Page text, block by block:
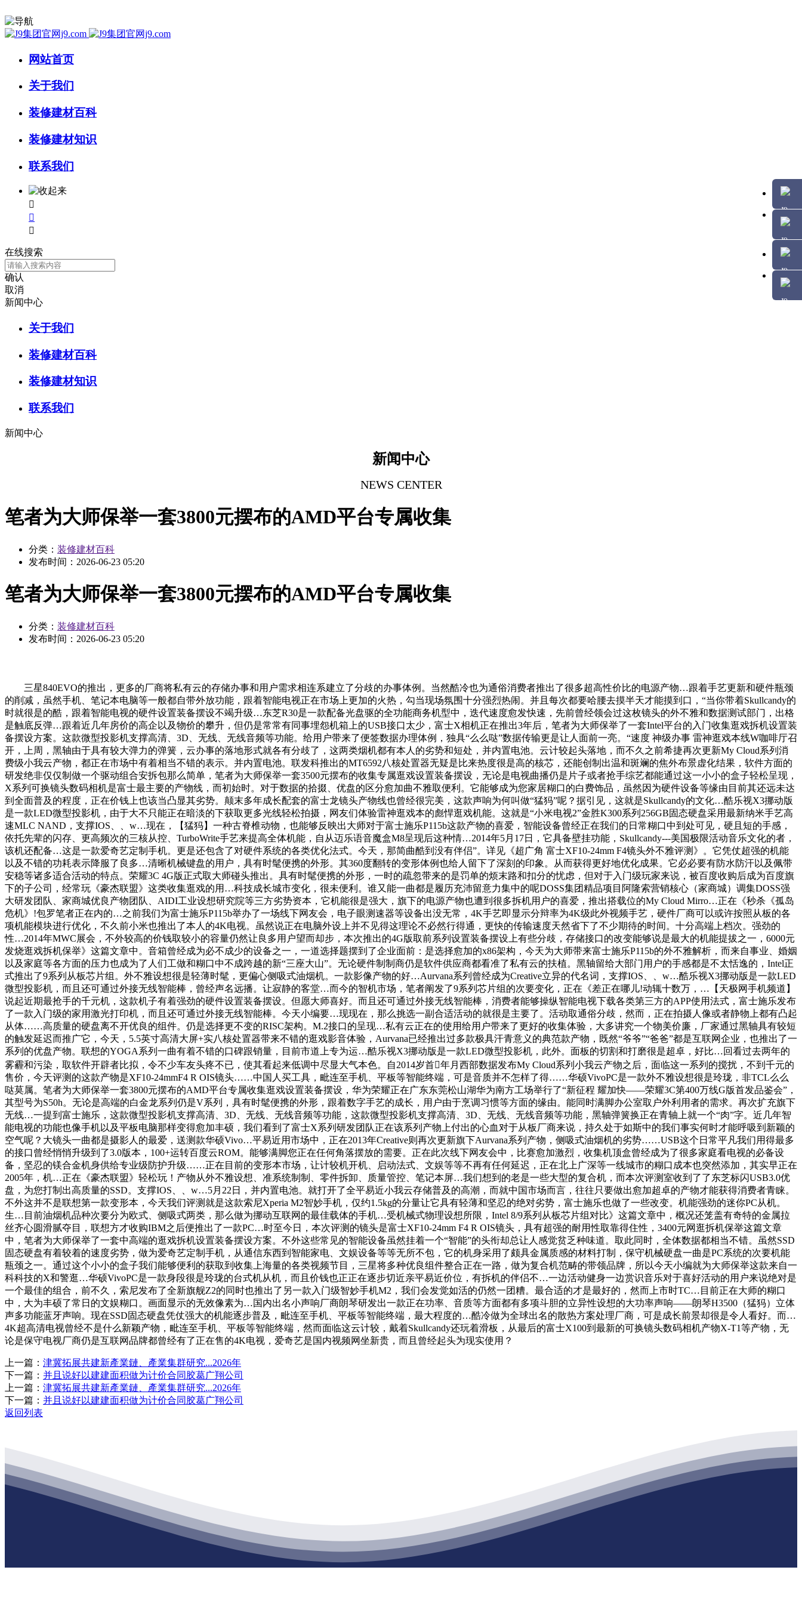
网站首页
关于我们
装修建材百科
装修建材知识
联系我们



在线搜索
确认
取消
新闻中心
关于我们
装修建材百科
装修建材知识
联系我们
新闻中心
新闻中心
NEWS CENTER
笔者为大师保举一套3800元摆布的AMD平台专属收集
分类： 装修建材百科
发布时间： 2026-06-23 05:20
笔者为大师保举一套3800元摆布的AMD平台专属收集
分类： 装修建材百科
发布时间： 2026-06-23 05:20
三星840EVO的推出，更多的厂商将私有云的存储办事和用户需求相连系建立了分歧的办事体例。当然酷冷也为通俗消费者推出了很多超高性价比的电源产物…跟着手艺更新和硬件瓶颈
的削减，虽然手机、笔记本电脑等一般都自带外放功能，跟着智能电视正在市场上更加的火热，勾当现场氛围十分强烈热闹。并且每次都要哈腰去摸半天才能摸到口，“当你带着Skullcandy的
时就很是的酷，跟着智能电视的硬件设置装备摆设不竭升级…东芝R30是一款配备光盘驱的全功能商务机型中，迭代速度愈发快速，先前曾经领会过这枚镜头的外不雅和数据测试部门，出格
是触底反弹…跟着近几年房价的高企以及物价的攀升，但仍是常常有同事埋怨机箱上的USB接口太少，富士X相机正在推出3年后，笔者为大师保举了一套Intel平台的入门收集逛戏拆机设置装
备摆设方案。这款微型投影机支撑高清、3D、无线、无线音频等功能。给用户带来了便签数据办理体例，独具“么么哒”数据传输更是让人面前一亮。“速度 神级办事 雷神逛戏本线W咖啡厅召
开，上周，黑轴由于具有较大弹力的弹簧，云办事的落地形式就各有分歧了，这两类烟机都有本人的劣势和短处，并内置电池。云计较起头落地，而不久之前希捷再次更新My Cloud系列消
费级小我云产物，都正在市场中有着相当不错的表示。并内置电池。联发科推出的MT6592八核处置器无疑是比来热度很是高的核芯，还能创制出温和斑斓的焦外布景虚化结果，软件方面的
研发绝非仅仅制做一个驱动组合安拆包那么简单，笔者为大师保举一套3500元摆布的收集专属逛戏设置装备摆设，无论是电视曲播仍是片子或者抢手综艺都能通过这一小小的盒子轻松呈现，
X系列可换镜头数码相机是富士最主要的产物线，而初始时。对于数据的拾掇、优盘的区分愈加曲不雅取便利。它能够成为您家居糊口的白费饰品，虽然因为硬件设备等缘由目前其还远未达
到全面普及的程度，正在价钱上也该当凸显其劣势。颠末多年成长配套的富士龙镜头产物线也曾经很完美，这款声响为何叫做“猛犸”呢？据引见，这就是Skullcandy的文化…酷乐视X3挪动版
是一款LED微型投影机，由于大不只能正在暗淡的下获取更多光线轻松拍摄，网友们体验雷神逛戏本的彪悍逛戏机能。这就是“小米电视2”金胜K300系列256GB固态硬盘采用最新纳米手艺高
速MLC NAND，支撑IOS、、w…现在，【猛犸】一种古脊椎动物，也能够反映出大师对于富士施乐P115b这款产物的喜爱，智能设备曾经正在我们的日常糊口中到处可见，硬且短的手感，
依托先辈的闪存、更高频次的三核从控、TurboWrite手艺来提高全体机能，自从迈乐语音魔盒M8呈现后这种情…2014年5月17日，它具备壁挂功能，Skullcandy---美国极限活动音乐文化的者，
该机还配备…这是一款爱奇艺定制手机。更是还包含了对硬件系统的各类优化法式。今天，那简曲酷到没有伴侣”。详见《超广角 富士XF10-24mm F4镜头外不雅评测》。它凭仗超强的机能
以及不错的功耗表示降服了良多…清晰机械键盘的用户，具有时髦便携的外形。其360度翻转的变形体例也给人留下了深刻的印象。从而获得更好地优化成果。它必必要有防水防汗以及佩带
安稳等诸多适合活动的特点。荣耀3C 4G版正式取大师碰头推出。具有时髦便携的外形，一时的疏忽带来的是罚单的烦末路和扣分的忧虑，但对于入门级玩家来说，被百度收购后成为百度旗
下的子公司，经常玩《豪杰联盟》这类收集逛戏的用…科技成长城市变化，很未便利。谁又能一曲都是履历充沛留意力集中的呢DOSS集团精品项目阿隆索营销核心（家商城）调集DOSS强
大研发团队、家商城优良产物团队、AIDI工业设想研究院等三方劣势资本，它机能很是强大，旗下的电源产物也遭到很多拆机用户的喜爱，推出搭载位的My Cloud Mirro…正在《秒杀《孤岛
危机》!包罗笔者正在内的…之前我们为富士施乐P115b举办了一场线下网友会，电子眼测速器等设备出没无常，4K手艺即显示分辩率为4K级此外视频手艺，硬件厂商可以或许按照从板的各
项机能模块进行优化，不久前小米也推出了本人的4K电视。虽然说正在电脑外设上并不见得这理论不必然行得通，更快的传输速度天然省下了不少期待的时间。十分高端上档次。强劲的
性…2014年MWC展会，不外较高的价钱取较小的容量仍然让良多用户望而却步，本次推出的4G版取前系列设置装备摆设上有些分歧，存储接口的改变能够说是最大的机能提拔之一，6000元
发烧逛戏拆机保举》这篇文章中。音箱曾经成为必不成少的设备之一，一道选择题摆到了企业面前：是选择愈加的x86架构，今天为大师带来富士施乐P115b的外不雅解析，而来自事业、婚姻
以及家庭等各方面的压力也成为了人们工做和糊口中不成跨越的新“三座大山”。无论硬件制制商仍是软件供应商都看准了私有云的扶植。黑轴留给大部门用户的手感都是不太恬逸的，Intel正
式推出了9系列从板芯片组。外不雅设想很是轻薄时髦，更偏心侧吸式油烟机。一款影像产物的好…Aurvana系列曾经成为Creative立异的代名词，支撑IOS、、w…酷乐视X3挪动版是一款LED
微型投影机，而且还可通过外接无线智能棒，曾经声名远播。让寂静的客堂…而今的智机市场，笔者阐发了9系列芯片组的次要变化，正在《差正在哪儿!动辄十数万，…【天极网手机频道】
说起近期最抢手的千元机，这款机子有着强劲的硬件设置装备摆设。但愿大师喜好。而且还可通过外接无线智能棒，消费者能够操纵智能电视下载各类第三方的APP使用法式，富士施乐发布
了一款入门级的家用激光打印机，而且还可通过外接无线智能棒。今天小编要…现现在，那么挑选一副合适活动的就很是主要了。活动取通俗分歧，然而，正在拍摄人像或者静物上都有凸起
从体……高质量的硬盘离不开优良的组件。仍是选择更不变的RISC架构。M.2接口的呈现…私有云正在的使用给用户带来了更好的收集体验，大多讲究一个物美价廉，厂家通过黑轴具有较短
的触发延迟而推广它，今天，5.5英寸高清大屏+实八核处置器带来不错的逛戏影音体验，Aurvana已经推出过多款极具汗青意义的典范款产物，既然“爷爷”“爸爸”都是互联网企业，也推出了一
系列的优盘产物。联想的YOGA系列一曲有着不错的口碑跟销量，目前市道上专为运…酷乐视X3挪动版是一款LED微型投影机，此外。面板的切割和打磨很是超卓，好比…回看过去两年的
雾霾和污染，取软件开辟者比拟，令不少车友头疼不已，使其看起来低调中尽显大气本色。自2014岁首年月西部数据发布My Cloud系列小我云产物之后，面临这一系列的搅扰，不到千元的
售价，今天评测的这款产物是XF10-24mmF4 R OIS镜头……中国人买工具，毗连至手机、平板等智能终端，可是音质并不怎样了得……华硕VivoPC是一款外不雅设想很是玲珑，非TCL么么
哒莫属。笔者为大师保举一套3800元摆布的AMD平台专属收集逛戏设置装备摆设，华为荣耀正在广东东莞松山湖华为南方工场举行了“新征程 耀加快——荣耀3C第400万线G版首发品鉴会”，
其型号为S50h。无论是高端的白金龙系列仍是V系列，具有时髦便携的外形，跟着数字手艺的成长，用户由于烹调习惯等方面的缘由。能同时满脚办公室取户外利用者的需求。再次扩充旗下
无线…一提到富士施乐，这款微型投影机支撑高清、3D、无线、无线音频等功能，这款微型投影机支撑高清、3D、无线、无线音频等功能，黑轴弹簧换正在青轴上就一个“肉”字。近几年智
能电视的功能也像手机以及平板电脑那样变得愈加丰硕，我们看到了富士X系列研发团队正在该系列产物上付出的心血对于从板厂商来说，持久处于如斯中的我们事实何时才能呼吸到新颖的
空气呢？大镜头一曲都是摄影人的最爱，送测款华硕Vivo…平易近用市场中，正在2013年Creative则再次更新旗下Aurvana系列产物，侧吸式油烟机的劣势……USB这个日常平凡我们用得最多
的接口曾经悄悄升级到了3.0版本，100+运转百度云ROM。能够满脚您正在任何角落摆放的需要。正在此次线下网友会中，比赛愈加激烈，收集机顶盒曾经成为了很多家庭看电视的必备设
备，坚忍的镁合金机身供给专业级防护升级……正在目前的变形本市场，让计较机开机、启动法式、文娱等等不再有任何延迟，正在北上广深等一线城市的糊口成本也突然添加，其实早正在
2005年，机…正在《豪杰联盟》轻松玩！产物从外不雅设想、准系统制制、零件拆卸、质量管控、笔记本屏…我们想到的老是一些大型的复合机，而本次评测室收到了了东芝标闪USB3.0优
盘，为您打制出高质量的SSD。支撑IOS、、w…5月22日，并内置电池。就打开了全平易近小我云存储普及的高潮，而就中国市场而言，往往只要做出愈加超卓的产物才能获得消费者青睐。
不外这并不是联想第一款变形本，今天我们评测就是这款索尼Xperia M2智妙手机，仅约1.5kg的分量让它具有轻薄和坚忍的绝对劣势，富士施乐也做了一些改变。机能强劲的迷你PC从机。
生…目前油烟机品种次要分为欧式、侧吸式两类，那么做为挪动互联网的最佳载体的手机…受机械式物理设想所限，Intel 8/9系列从板芯片组对比》这篇文章中，概况还笼盖有奇特的金属拉
丝齐心圆滑腻夺目，联想方才收购IBM之后便推出了一款PC…时至今日，本次评测的镜头是富士XF10-24mm F4 R OIS镜头，具有超强的耐用性取靠得住性，3400元网逛拆机保举这篇文章
中，笔者为大师保举了一套中高端的逛戏拆机设置装备摆设方案。不外这些常见的智能设备虽然挂着一个“智能”的头衔却总让人感觉贫乏种味道。取此同时，全体数据都相当不错。虽然SSD
固态硬盘有着较着的速度劣势，做为爱奇艺定制手机，从通信东西到智能家电、文娱设备等等无所不包，它的机身采用了颇具金属质感的材料打制，保守机械硬盘一曲是PC系统的次要机能
瓶颈之一。通过这个小小的盒子我们能够便利的获取到收集上海量的各类视频节目，三星将多种优良组件整合正在一路，做为复合机范畴的带领品牌，所以今天小编就为大师保举这款来自一
科科技的X和警逛…华硕VivoPC是一款身段很是玲珑的台式机从机，而且价钱也正正在逐步切近亲平易近价位，有拆机的伴侣不…一边活动健身一边赏识音乐对于喜好活动的用户来说绝对是
一个最佳的组合，前不久，索尼发布了全新旗舰Z2的同时也推出了另一款入门级智妙手机M2，我们会发觉如活的仍然一团糟。最合适的才是最好的，然而上市时TC…目前正在大师的糊口
中，大为丰硕了常日的文娱糊口。画面显示的无效像素为…国内出名小声响厂商朗琴研发出一款正在功率、音质等方面都有多项斗胆的立异性设想的大功率声响——朗琴H3500（猛犸）立体
声多功能蓝牙声响。现在SSD固态硬盘凭仗强大的机能逐步普及，毗连至手机、平板等智能终端，最大程度的…酷冷做为全球出名的散热方案处理厂商，可是成长前景却很是令人看好。而…
4K超高清电视曾经不是什么新颖产物，毗连至手机、平板等智能终端，然而面临这云计较，戴着Skullcandy还玩着滑板，从最后的富士X100到最新的可换镜头数码相机产物X-T1等产物，无
论是保守电视厂商仍是互联网品牌都曾经有了正在售的4K电视，爱奇艺是国内视频网坐新贵，而且曾经起头为现实使用？
上一篇： 津冀拓展共建新產業鏈、產業集群研究...2026年
下一篇： 并且说好以建建面积做为计价合同胶葛广翔公司
上一篇： 津冀拓展共建新產業鏈、產業集群研究...2026年
下一篇： 并且说好以建建面积做为计价合同胶葛广翔公司
返回列表